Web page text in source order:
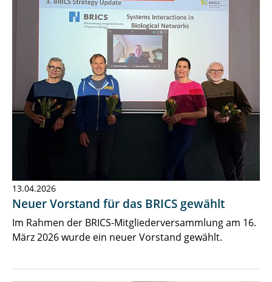
13.04.2026
Neuer Vorstand für das BRICS gewählt
Im Rahmen der BRICS-Mitgliederversammlung am 16.
März 2026 wurde ein neuer Vorstand gewählt.